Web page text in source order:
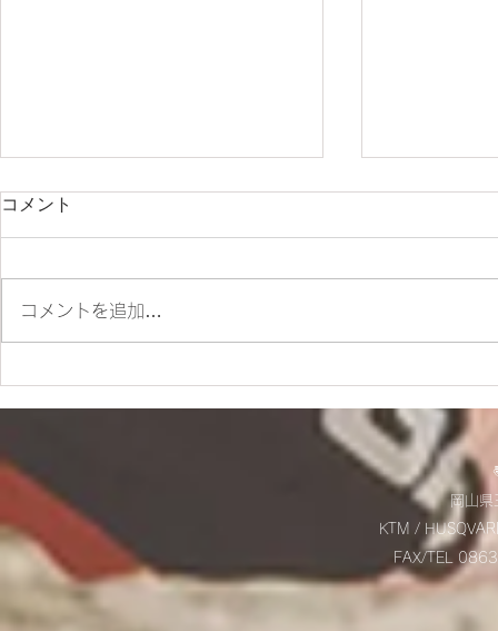
✨SM700 2022 カスタム車
✨
☆9/20(土)
お知らせ☆
コメント
コメントを追加…
岡山
KTM /
FAX/TEL